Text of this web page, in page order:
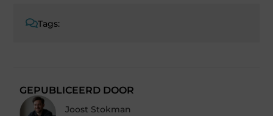
Tags:
GEPUBLICEERD DOOR
Joost Stokman